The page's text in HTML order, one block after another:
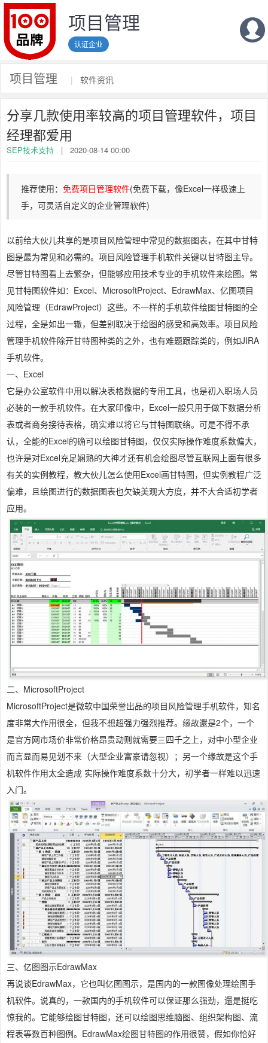
项目管理
认证企业
项目管理 | 软件资讯
分享几款使用率较高的项目管理软件，项目
经理都爱用
SEP技术支持 | 2020-08-14 00:00
推荐使用： 免费项目管理软件(免费下载，像Excel一样极速上
手，可灵活自定义的企业管理软件)
以前给大伙儿共享的是项目风险管理中常见的数据图表，在其中甘特
图是最为常见和必需的。项目风险管理手机软件关键以甘特图主导。
尽管甘特图看上去繁杂，但能够应用技术专业的手机软件来绘图。常
见甘特图软件如：Excel、MicrosoftProject、EdrawMax、亿图项目
风险管理（EdrawProject）这些。不一样的手机软件绘图甘特图的全
过程，全是如出一辙，但差别取决于绘图的感受和高效率。项目风险
管理手机软件除开甘特图种类的之外，也有难题跟踪类的，例如JIRA
手机软件。
一、Excel
它是办公室软件中用以解决表格数据的专用工具，也是初入职场人员
必装的一款手机软件。在大家印像中，Excel一般只用于做下数据分析
表或者商务接待表格，确实难以将它与甘特图联络。可是不得不承
认，全能的Excel的确可以绘图甘特图，仅仅实际操作难度系数偏大，
也许是对Excel充足娴熟的大神才还有机会绘图尽管互联网上面有很多
有关的实例教程，教大伙儿怎么使用Excel画甘特图，但实例教程广泛
偏难，且绘图进行的数据图表也欠缺美观大方度，并不大合适初学者
应用。
二、MicrosoftProject
MicrosoftProject是微软中国荣誉出品的项目风险管理手机软件，知名
度非常大作用很全，但我不想超强力强烈推荐。缘故還是2个，一个
是官方网市场价非常价格昂贵动则就需要三四千之上，对中小型企业
而言显而易见划不来（大型企业富豪请忽视）；另一个缘故是这个手
机软件作用太全造成 实际操作难度系数十分大，初学者一样难以迅速
入门。
三、亿图图示EdrawMax
再说谈EdrawMax，它也叫亿图图示，是国内的一款图像处理绘图手
机软件。说真的，一款国内的手机软件可以保证那么强劲，還是挺吃
惊我的。它能够绘图甘特图，还可以绘图思维脑图、组织架构图、流
程表等数百种图例。EdrawMax绘图甘特图的作用很赞，假如你恰好